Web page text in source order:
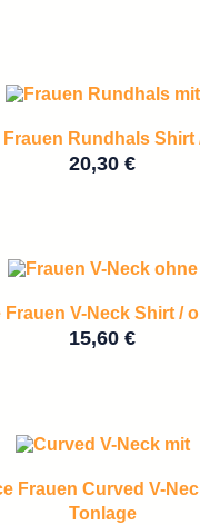
Frauen Rundhals Shirt
20,30 €
Frauen V-Neck Shirt /
15,60 €
Frauen Curved V-
Tonlage